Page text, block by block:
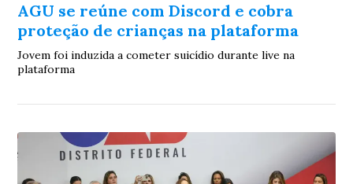
AGU se reúne com Discord e cobra
proteção de crianças na plataforma
Jovem foi induzida a cometer suicídio durante live na
plataforma